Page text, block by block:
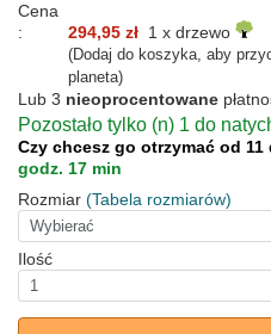
Cena
:
294,95 zł 1 x drzewo
(Dodaj do koszyka, aby
planeta)
Lub 3 nieoprocentowane
Pozostało tylko (n) 1 do
Czy chcesz go otrzymać od 11
godz. 17 min
Rozmiar (Tabela rozmiarów)
Ilość